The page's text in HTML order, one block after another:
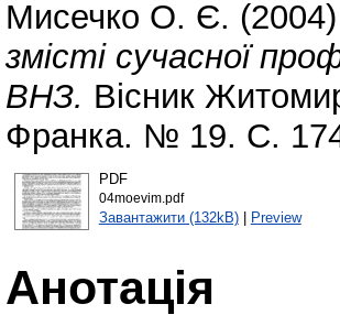
Мисечко О. Є. (2004)
змісті сучасної
ВНЗ. Вісник
Франка. № 19. С.
PDF
04moevim.pdf
Завантажити (132kB)| Preview
Анотація